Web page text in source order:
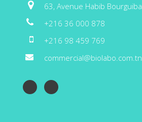
63, Avenue Habib Bourguiba
+216 36 000 878
+216 98 459 769
commercial@biolabo.com.tn